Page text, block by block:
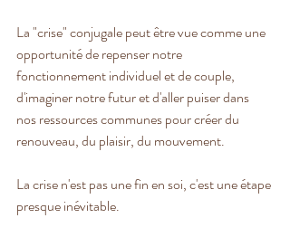
La "crise" conjugale peut être vue comme une
opportunité de repenser notre
fonctionnement individuel et de couple,
d'imaginer notre futur et d'aller puiser dans
nos ressources communes pour créer du
renouveau, du plaisir, du mouvement.
La crise n'est pas une fin en soi, c'est une étape
presque inévitable.